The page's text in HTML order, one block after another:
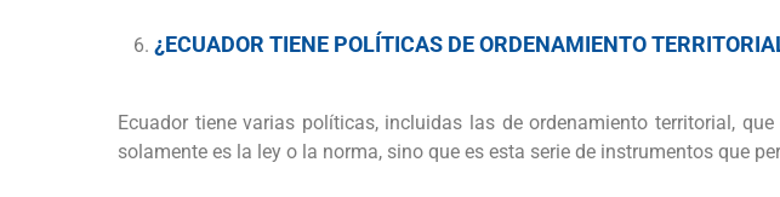
¿ECUADOR TIENE POLÍTICAS DE ORDENAMIENTO
Ecuador tiene varias políticas, incluidas las de ordenamiento territorial,
solamente es la ley o la norma, sino que es esta serie de instrumentos que